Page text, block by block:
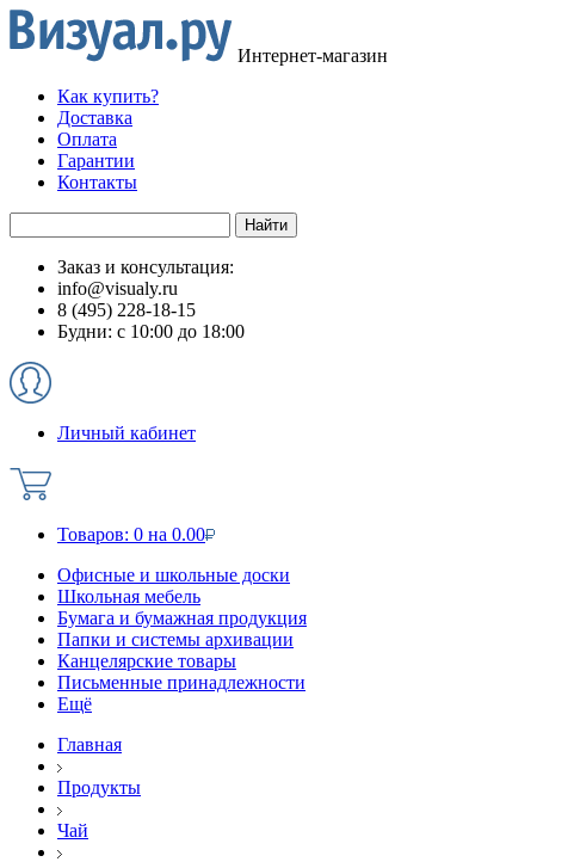
Интернет-магазин
Как купить?
Доставка
Оплата
Гарантии
Контакты
Заказ и консультация:
info@visualy.ru
8 (495) 228-18-15
Будни: с 10:00 до 18:00
Личный кабинет
Товаров: 0 на 0.00
Офисные и школьные доски
Школьная мебель
Бумага и бумажная продукция
Папки и системы архивации
Канцелярские товары
Письменные принадлежности
Ещё
Главная
Продукты
Чай